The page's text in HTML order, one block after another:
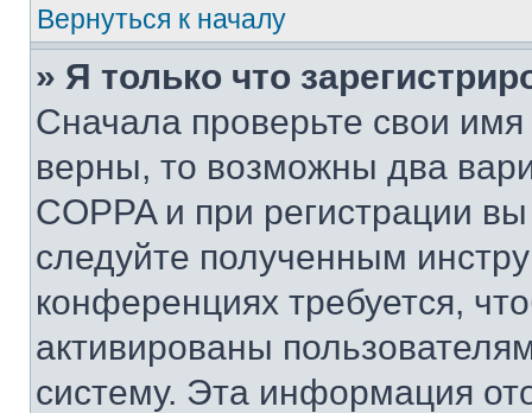
Вернуться к началу
» Я только что
Сначала проверьте свои
верны, то возможны два
COPPA и при регистрации
следуйте полученным
конференциях требуется,
активированы
систему. Эта информация